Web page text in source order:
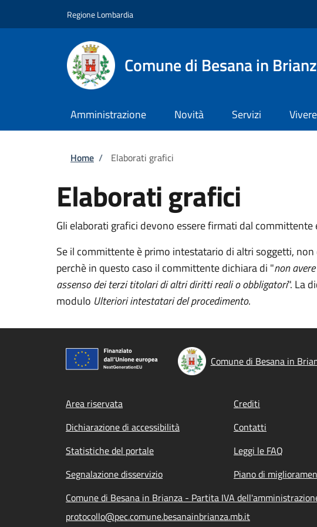
Regione Lombardia
Comune di Besana in
Amministrazione Novità Servizi
Briciole di pane
Home / Elaborati grafici
Elaborati grafici
Gli elaborati grafici devono essere firmati dal committente
Se il committente è primo intestatario di altri soggetti,
perchè in questo caso il committente dichiara di "non
assenso dei terzi titolari di altri diritti reali o obbligatori". La
modulo Ulteriori intestatari del procedimento.
Comune di Besana in
Footer menu
Area riservata Crediti
Dichiarazione di accessibilità
Contatti
Statistiche del portale
Leggi le FAQ
Segnalazione disservizio
Piano di
Comune di Besana in Brianza - Partita IVA
protocollo@pec.comune.besanainbrianza.mb.it